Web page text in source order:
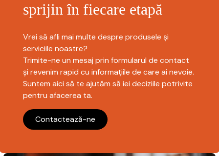
sprijin în fiecare etapă
Vrei să afli mai multe despre produsele și
serviciile noastre?
Trimite-ne un mesaj prin formularul de contact
și revenim rapid cu informațiile de care ai nevoie.
Suntem aici să te ajutăm să iei deciziile potrivite
pentru afacerea ta.
Contactează-ne